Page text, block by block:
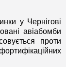
у Чернігові
авіабомби
проти